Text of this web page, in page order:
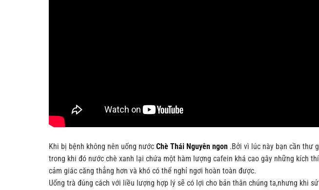
Khi bị bệnh không nên uống nước Chè Thái Nguyên ngon .Bởi vì lúc này bạn cần thư
trong khi đó nước chè xanh lại chứa một hàm lượng cafein khá cao gây những kích
cảm giác căng thẳng hơn và khó có thể nghỉ ngơi hoàn toàn được.
Uống trà đúng cách với liều lượng hợp lý sẽ có lợi cho bản thân chúng ta,nhưng khi